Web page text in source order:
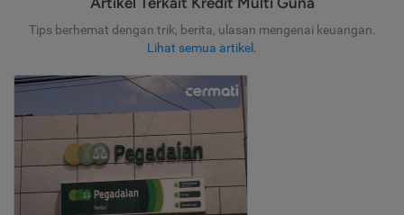
Tips berhemat dengan trik, berita, ulasan mengenai keuangan.
Lihat semua artikel .